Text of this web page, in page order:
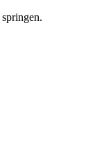
springen.